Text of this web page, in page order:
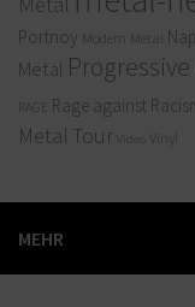
Portnoy Modern Metal
Metal
RAGE Rage against
Metal Tour Video Vinyl
MEHR